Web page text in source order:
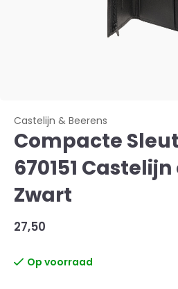
Castelijn & Beerens
Compacte
670151
Zwart
27,50
Op voorraad